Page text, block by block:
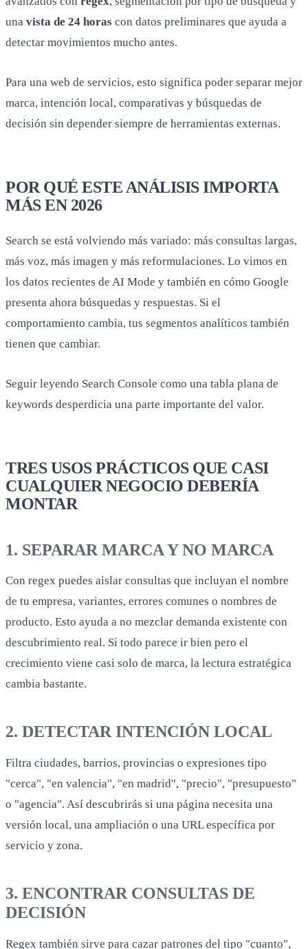
una vista de 24 horas con datos preliminares que ayuda a
detectar movimientos mucho antes.
Para una web de servicios, esto significa poder separar mejor
marca, intención local, comparativas y búsquedas de
decisión sin depender siempre de herramientas externas.
POR QUÉ ESTE ANÁLISIS IMPORTA
MÁS EN 2026
Search se está volviendo más variado: más consultas largas,
más voz, más imagen y más reformulaciones. Lo vimos en
los datos recientes de AI Mode y también en cómo Google
presenta ahora búsquedas y respuestas. Si el
comportamiento cambia, tus segmentos analíticos también
tienen que cambiar.
Seguir leyendo Search Console como una tabla plana de
keywords desperdicia una parte importante del valor.
TRES USOS PRÁCTICOS QUE CASI
CUALQUIER NEGOCIO DEBERÍA
MONTAR
1. SEPARAR MARCA Y NO MARCA
Con regex puedes aislar consultas que incluyan el nombre
de tu empresa, variantes, errores comunes o nombres de
producto. Esto ayuda a no mezclar demanda existente con
descubrimiento real. Si todo parece ir bien pero el
crecimiento viene casi solo de marca, la lectura estratégica
cambia bastante.
2. DETECTAR INTENCIÓN LOCAL
Filtra ciudades, barrios, provincias o expresiones tipo
"cerca", "en valencia", "en madrid", "precio", "presupuesto"
o "agencia". Así descubrirás si una página necesita una
versión local, una ampliación o una URL específica por
servicio y zona.
3. ENCONTRAR CONSULTAS DE
DECISIÓN
Regex también sirve para cazar patrones del tipo "cuanto",